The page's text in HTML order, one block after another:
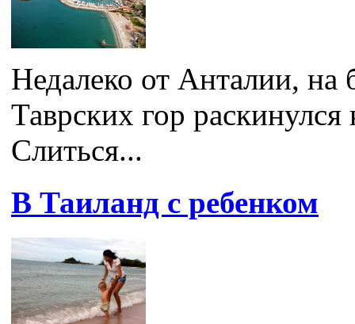
Недалеко от Анталии, на
Таврских гор
Слиться...
В Таиланд с ребенком